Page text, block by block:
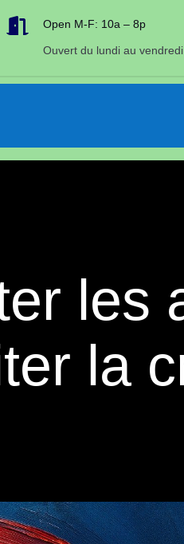
 Open M-F: 10a – 8p
Ouvert du lundi au vendredi
les
la